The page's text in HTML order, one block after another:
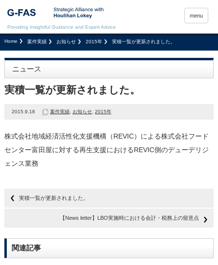
Providing Insightful Guidance and Expert Advice
menu
Home 案件実績 お知らせ 2015年 実積一覧が更新されました。
ニュース
実積一覧が更新されました。
2015.9.18 案件実績, お知らせ, 2015年
株式会社地域経済活性化支援機構（REVIC）による株式会社フード
センター富田屋に対する再生支援におけるREVIC側のデューデリジ
ェンス業務
実積一覧が更新されました。
【News letter】LBO実施時における会計・税務上の留意点
関連記事